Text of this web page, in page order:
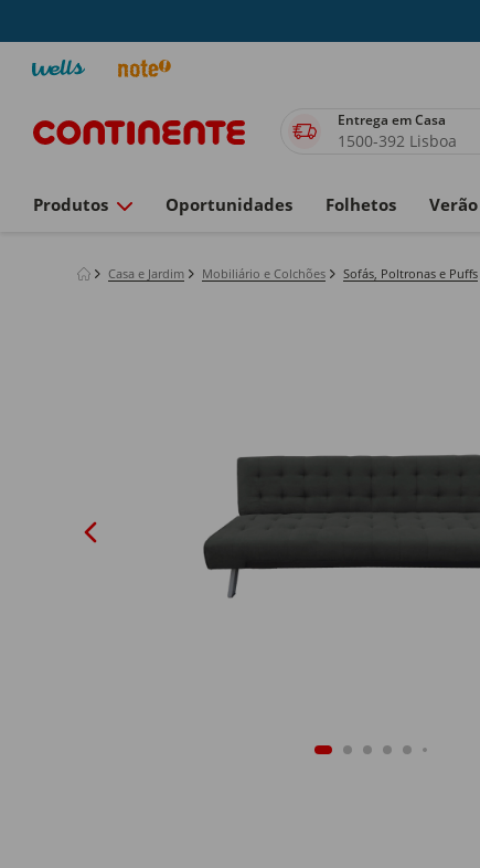
Entrega em Casa
1500-392 Lisboa
Produtos Oportunidades Folhetos Verão
Casa e Jardim Mobiliário e Colchões Sofás, Poltronas e Puffs